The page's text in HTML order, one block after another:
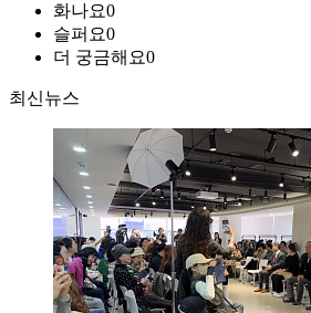
화나요0
슬퍼요0
더 궁금해요0
최신뉴스